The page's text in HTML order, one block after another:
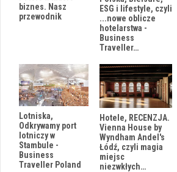
biznes. Nasz
przewodnik
ESG i lifestyle, czyli
...nowe oblicze
hotelarstwa -
Business
Traveller…
Lotniska,
Odkrywamy port
lotniczy w
Stambule -
Business
Traveller Poland
Hotele, RECENZJA.
Vienna House by
Wyndham Andel's
Łódź, czyli magia
miejsc
niezwkłych…